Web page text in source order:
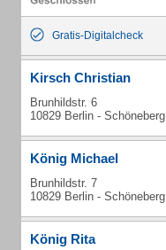
Gratis-Digitalcheck
Kirsch Christian
Brunhildstr. 6
10829 Berlin - Schöneberg
König Michael
Brunhildstr. 7
10829 Berlin - Schöneberg
König Rita